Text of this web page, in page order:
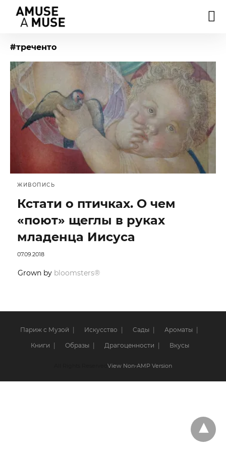
#треченто
ЖИВОПИСЬ
Кстати о птичках. О чем
«поют» щеглы в руках
младенца Иисуса
07.09.2018
Grown by bloomsters®
Париж с Музой Искусство Сады Ароматы
Книги Образы Драгоценности Вкусы
View Non-AMP Version